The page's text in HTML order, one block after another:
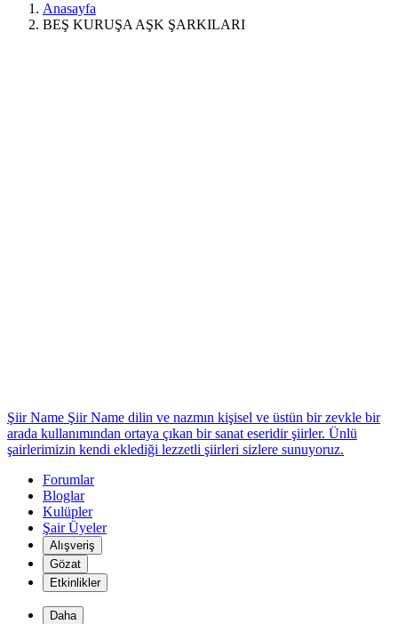
Anasayfa
BEŞ KURUŞA AŞK ŞARKILARI
Şiir Name Şiir Name dilin ve nazmın kişisel ve üstün bir zevkle bir
arada kullanımından ortaya çıkan bir sanat eseridir şiirler. Ünlü
şairlerimizin kendi eklediği lezzetli şiirleri sizlere sunuyoruz.
Forumlar
Bloglar
Kulüpler
Şair Üyeler
Alışveriş
Gözat
Etkinlikler
Daha
*